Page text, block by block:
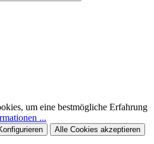
um eine bestmögliche Erfahrung
...
Alle Cookies akzeptieren